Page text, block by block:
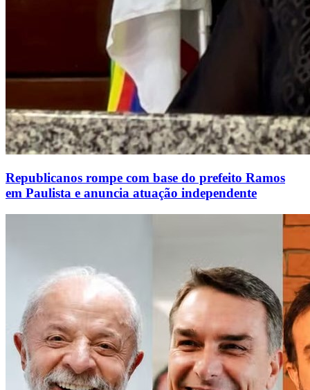
Republicanos rompe com base do prefeito Ramos
em Paulista e anuncia atuação independente